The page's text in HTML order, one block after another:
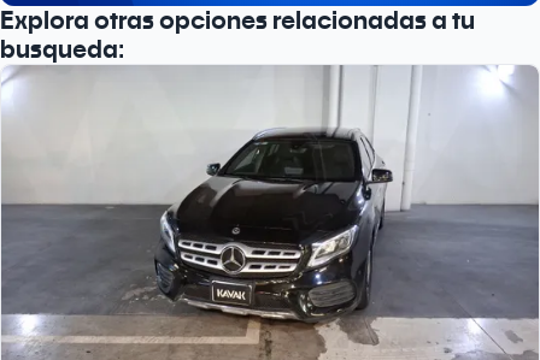
Explora otras opciones relacionadas a tu
busqueda: